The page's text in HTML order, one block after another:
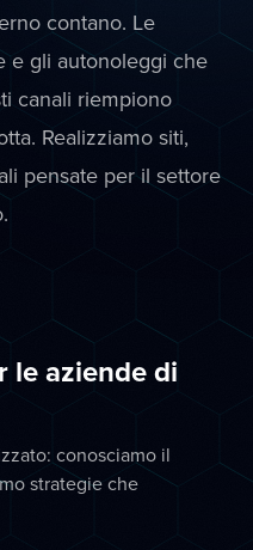
contano. Le
e gli autonoleggi che
canali riempiono
Realizziamo siti,
pensate per il settore
le aziende di
conosciamo il
strategie che